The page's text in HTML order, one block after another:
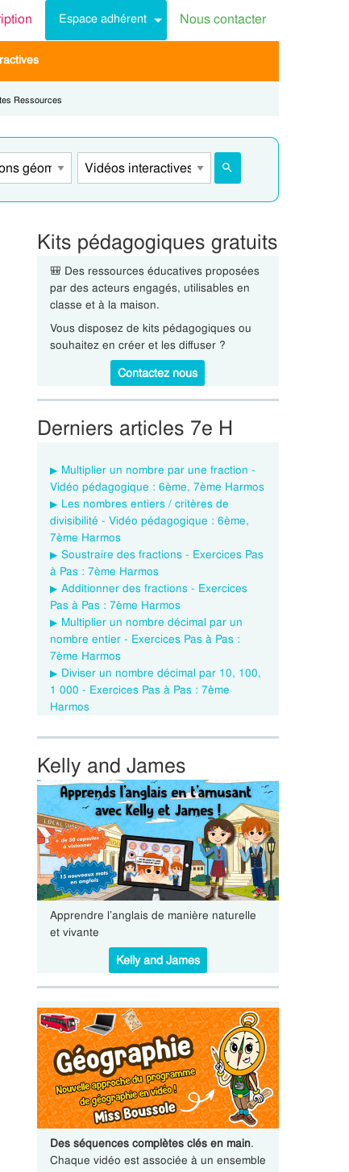
Espace adhérent Nous contacter
Ressources
Kits pédagogiques gratuits
🎒 Des ressources éducatives proposées
par des acteurs engagés, utilisables en
classe et à la maison.
Vous disposez de kits pédagogiques ou
souhaitez en créer et les diffuser ?
Contactez nous
Derniers articles 7e H
Multiplier un nombre par une fraction -
Vidéo pédagogique : 6ème, 7ème Harmos
Les nombres entiers / critères de
divisibilité - Vidéo pédagogique : 6ème,
7ème Harmos
Soustraire des fractions - Exercices Pas
à Pas : 7ème Harmos
Additionner des fractions - Exercices
Pas à Pas : 7ème Harmos
Multiplier un nombre décimal par un
nombre entier - Exercices Pas à Pas :
7ème Harmos
Diviser un nombre décimal par 10, 100,
1 000 - Exercices Pas à Pas : 7ème
Harmos
Kelly and James
Apprendre l’anglais de manière naturelle
et vivante
Kelly and James
Des séquences complètes clés en main.
Chaque vidéo est associée à un ensemble